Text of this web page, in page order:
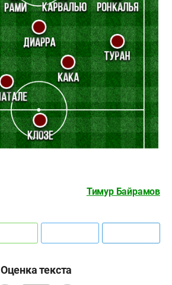
Тимур Байрамов
Оценка текста